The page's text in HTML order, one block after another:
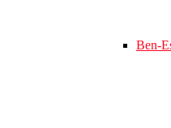
Ben-